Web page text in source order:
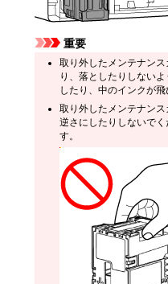
重要
取り外したメンテナン
り、落としたりしない
したり、中のインクが飛
取り外したメンテナン
逆さにしたりしないで
す。